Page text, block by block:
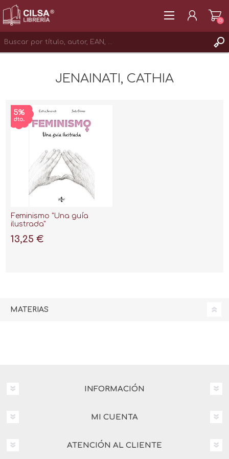
INICIAR SESIÓN
(0)
JENAINATI, CATHIA
Feminismo "Una guía
ilustrada"
13,25 €
MATERIAS
INFORMACIÓN
MI CUENTA
ATENCIÓN AL CLIENTE